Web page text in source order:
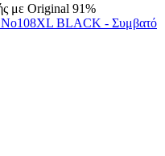
με Original 91%
BLACK - Συμβατό